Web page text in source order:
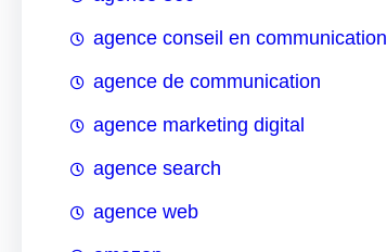
agence conseil en communication
agence de communication
agence marketing digital
agence search
agence web